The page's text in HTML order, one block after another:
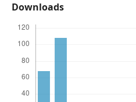
Downloads